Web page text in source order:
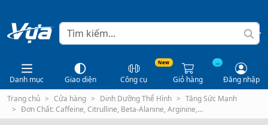
Danh mục Giao diện
New
Công cụ
...
Giỏ hàng
Đăng nhập
Trang chủ
Cửa hàng Dinh Dưỡng Thể Hình
Tăng Sức Mạnh
Đơn Chất: Caffeine, Citrulline, Beta-Alanine, Arginine,…